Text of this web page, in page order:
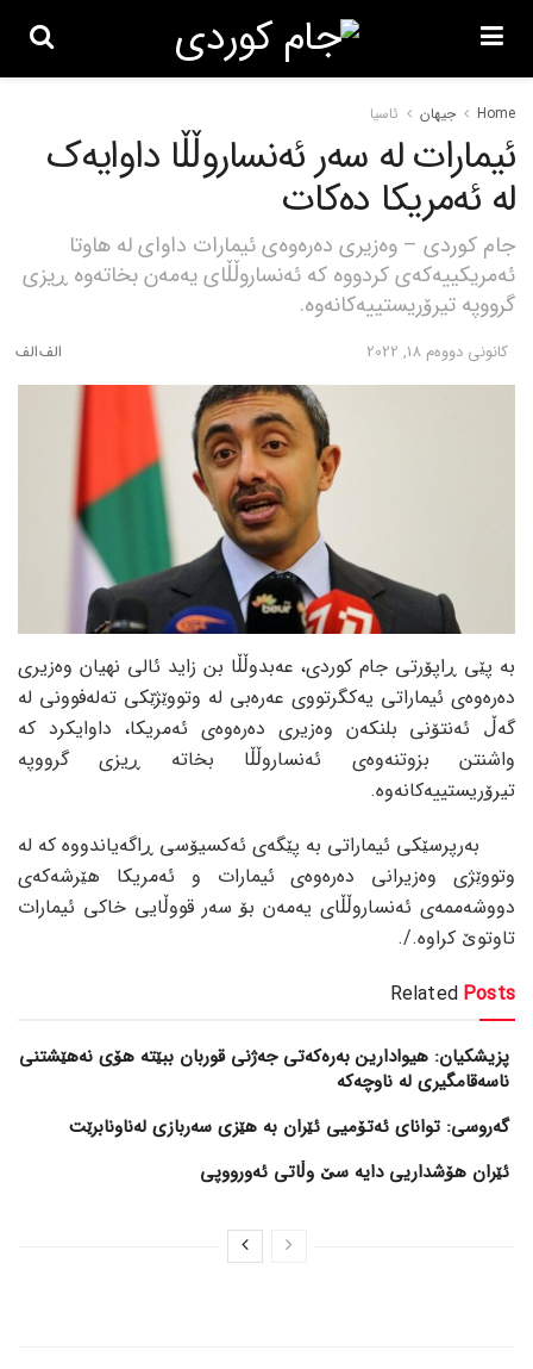
Home جیهان ئاسیا
ئیمارات لە سەر ئەنساروڵڵا داوایەک
لە ئەمریکا دەکات
جام کوردی – وەزیری دەرەوەی ئیمارات داوای لە هاوتا
ئەمریکییەکەی کردووە کە ئەنساروڵڵای یەمەن بخاتەوە ڕیزی
گرووپە تیرۆریستییەکانەوە.
كانونی دووه‌م 18, 2022
بە پێی ڕاپۆرتی جام کوردی، عەبدوڵڵا بن زاید ئالی نهیان وەزیری
دەرەوەی ئیماراتی یەکگرتووی عەرەبی لە وتووێژێکی تەلەفوونی لە
گەڵ ئەنتۆنی بلنکەن وەزیری دەرەوەی ئەمریکا، داوایکرد کە
واشنتن بزوتنەوەی ئەنساروڵڵا بخاتە ڕیزی گرووپە
تیرۆریستییەکانەوە.
بەرپرسێکی ئیماراتی بە پێگەی ئەکسیۆسی ڕاگەیاندووە کە لە
وتووێژی وەزیرانی دەرەوەی ئیمارات و ئەمریکا هێرشەکەی
دووشەممەی ئەنساروڵڵای یەمەن بۆ سەر قووڵایی خاکی ئیمارات
تاوتوێ کراوە./.
Related Posts
پزیشکیان: هیوادارین بەرەکەتی جەژنی قوربان ببێتە هۆی نەهێشتنی
ناسەقامگیری لە ناوچەکە
گەروسی: توانای ئەتۆمیی ئێران بە هێزی سەربازی لەناونابرێت
ئێران هۆشداریی دایە سێ وڵاتی ئەورووپی